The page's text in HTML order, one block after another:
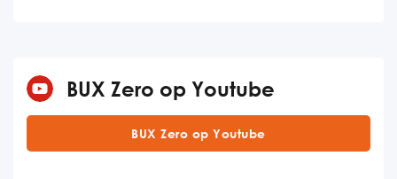
BUX Zero op Youtube
BUX Zero op Youtube